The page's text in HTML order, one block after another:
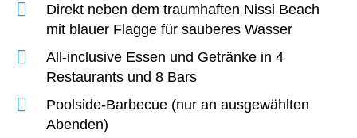
Direkt neben dem traumhaften Nissi Beach
mit blauer Flagge für sauberes Wasser
All-inclusive Essen und Getränke in 4
Restaurants und 8 Bars
Poolside-Barbecue (nur an ausgewählten
Abenden)